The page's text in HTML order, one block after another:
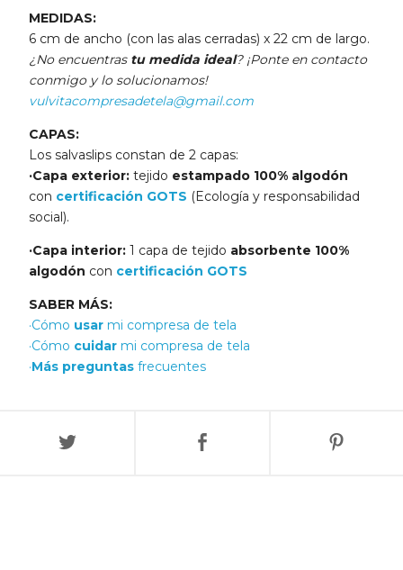
MEDIDAS:
6 cm de ancho (con las alas cerradas) x 22 cm de largo.
¿No encuentras tu medida ideal? ¡Ponte en contacto
conmigo y lo solucionamos!
vulvitacompresadetela@gmail.com
CAPAS:
Los salvaslips constan de 2 capas:
·Capa exterior: tejido estampado 100% algodón
con certificación GOTS (Ecología y responsabilidad
social).
·Capa interior: 1 capa de tejido absorbente 100%
algodón con certificación GOTS
SABER MÁS:
·Cómo usar mi compresa de tela
·Cómo cuidar mi compresa de tela
·Más preguntas frecuentes